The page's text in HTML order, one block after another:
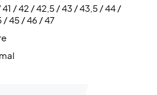
køb dette par Bullpadel padel sko
røde detaljer.
/ 42 / 42,5 / 43 / 43,5 / 44 /
/ 45 / 46 / 47